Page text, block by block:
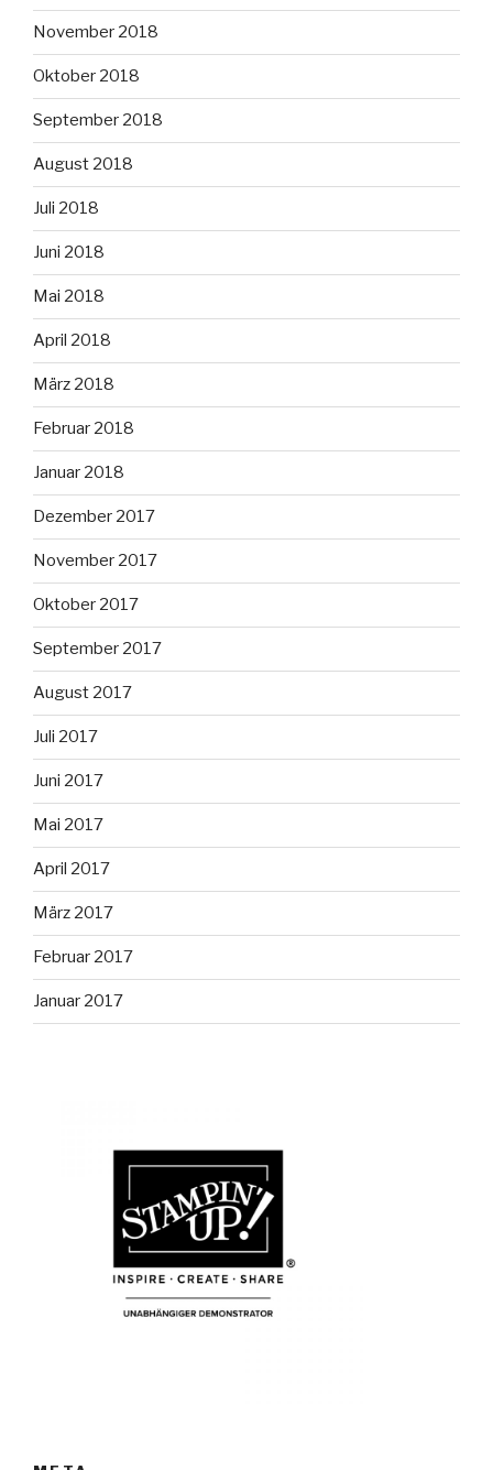
November 2018
Oktober 2018
September 2018
August 2018
Juli 2018
Juni 2018
Mai 2018
April 2018
März 2018
Februar 2018
Januar 2018
Dezember 2017
November 2017
Oktober 2017
September 2017
August 2017
Juli 2017
Juni 2017
Mai 2017
April 2017
März 2017
Februar 2017
Januar 2017